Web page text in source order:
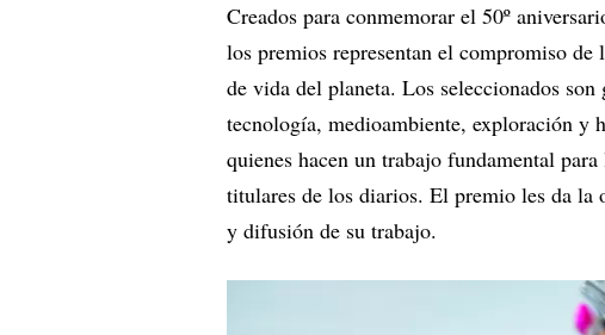
Creados para conmemorar el 50º
los premios representan el compromiso
de vida del planeta. Los seleccionados
tecnología, medioambiente, exploración y
quienes hacen un trabajo fundamental
titulares de los diarios. El premio les da
y difusión de su trabajo.